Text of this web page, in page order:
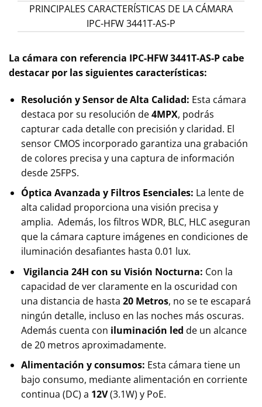
PRINCIPALES CARACTERÍSTICAS DE LA CÁMARA
IPC-HFW 3441T-AS-P
La cámara con referencia IPC-HFW 3441T-AS-P cabe
destacar por las siguientes características:
Resolución y Sensor de Alta Calidad: Esta cámara
destaca por su resolución de4MPX, podrás
capturar cada detalle con precisión y claridad. El
sensor CMOS incorporado garantiza una grabación
de colores precisa y una captura de información
desde 25FPS.
Óptica Avanzada y Filtros Esenciales: La lente de
alta calidad proporciona una visión precisa y
amplia. Además, los filtros WDR, BLC, HLC aseguran
que la cámara capture imágenes en condiciones de
iluminación desafiantes hasta 0.01 lux.
Vigilancia 24H con su Visión Nocturna: Con la
capacidad de ver claramente en la oscuridad con
una distancia de hasta 20 Metros, no se te escapará
ningún detalle, incluso en las noches más oscuras.
Además cuenta con iluminación led de un alcance
de 20 metros aproximadamente.
Alimentación y consumos: Esta cámara tiene un
bajo consumo, mediante alimentación en corriente
continua (DC) a 12V(3.1W) y PoE.